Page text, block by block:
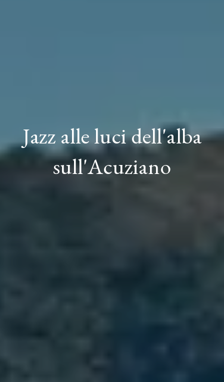
Jazz alle luci dell'alba
sull'Acuziano